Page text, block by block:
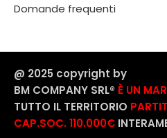
Domande frequenti
@ 2025 copyright by
BM COMPANY SRL®️ È UN
TUTTO IL TERRITORIO
CAP.SOC. 110.000€